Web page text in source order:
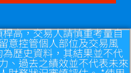
高，交易人請慎重考量自
意控管個人部位及交易風
歷史資料，其結果並不代
、過去之績效並不代表未來